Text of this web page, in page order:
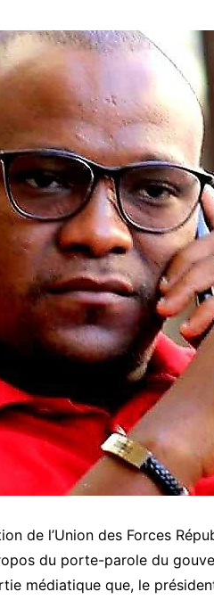
de l’Union des Forces
du porte-parole du
médiatique que, le